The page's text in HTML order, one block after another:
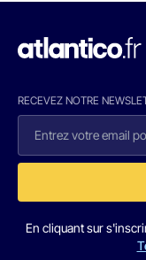
RECEVEZ NOTRE
En cliquant sur